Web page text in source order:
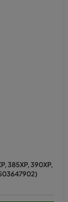
385XP, 390XP,